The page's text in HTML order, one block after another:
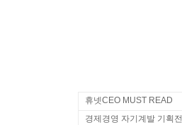
휴넷CEO MUST READ
경제경영 자기계발 기획전